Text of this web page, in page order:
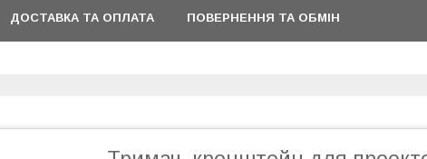
ДОСТАВКА ТА ОПЛАТА ПОВЕРНЕННЯ ТА ОБМІН